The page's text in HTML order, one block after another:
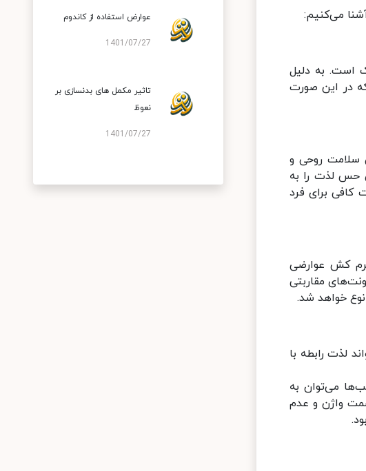
می‌کنیم:
است. به دلیل
در این صورت
سلامت روحی و
حس لذت را به
کافی برای فرد
کش عوارضی
مقاربتی
خواهد شد.
لذت رابطه با
می‌توان به
واژن و عدم
عوارض استفاده از کاندوم
1401/07/27
تاثیر مکمل های بدنسازی بر
نعوظ
1401/07/27